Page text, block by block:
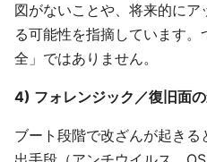
図がないことや、将来的に
る可能性を指摘しています
全」ではありません。
4) フォレンジック／復旧面
ブート段階で改ざんが起き